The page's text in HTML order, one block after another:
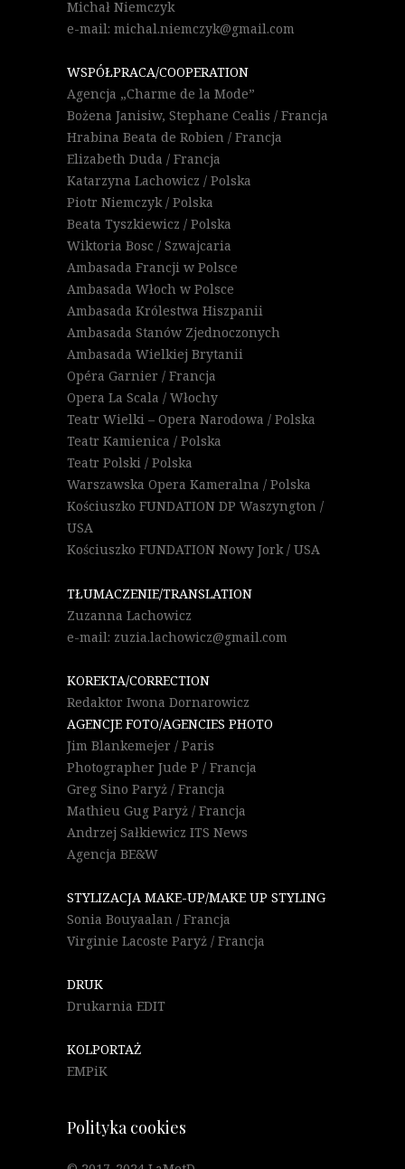
Michał Niemczyk
e-mail: michal.niemczyk@gmail.com
WSPÓŁPRACA/COOPERATION
Agencja „Charme de la Mode”
Bożena Janisiw, Stephane Cealis / Francja
Hrabina Beata de Robien / Francja
Elizabeth Duda / Francja
Katarzyna Lachowicz / Polska
Piotr Niemczyk / Polska
Beata Tyszkiewicz / Polska
Wiktoria Bosc / Szwajcaria
Ambasada Francji w Polsce
Ambasada Włoch w Polsce
Ambasada Królestwa Hiszpanii
Ambasada Stanów Zjednoczonych
Ambasada Wielkiej Brytanii
Opéra Garnier / Francja
Opera La Scala / Włochy
Teatr Wielki – Opera Narodowa / Polska
Teatr Kamienica / Polska
Teatr Polski / Polska
Warszawska Opera Kameralna / Polska
Kościuszko FUNDATION DP Waszyngton /
USA
Kościuszko FUNDATION Nowy Jork / USA
TŁUMACZENIE/TRANSLATION
Zuzanna Lachowicz
e-mail: zuzia.lachowicz@gmail.com
KOREKTA/CORRECTION
Redaktor Iwona Dornarowicz
AGENCJE FOTO/AGENCIES PHOTO
Jim Blankemejer / Paris
Photographer Jude P / Francja
Greg Sino Paryż / Francja
Mathieu Gug Paryż / Francja
Andrzej Sałkiewicz ITS News
Agencja BE&W
STYLIZACJA MAKE-UP/MAKE UP STYLING
Sonia Bouyaalan / Francja
Virginie Lacoste Paryż / Francja
DRUK
Drukarnia EDIT
KOLPORTAŻ
EMPiK
Polityka cookies